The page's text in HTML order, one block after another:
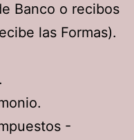
Banco o recibos
las Formas).
-